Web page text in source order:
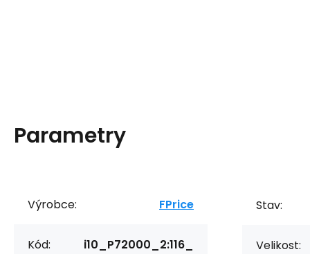
Parametry
Výrobce: FPrice
Kód: i10_P72000_2:116_
Stav:
Velikost: